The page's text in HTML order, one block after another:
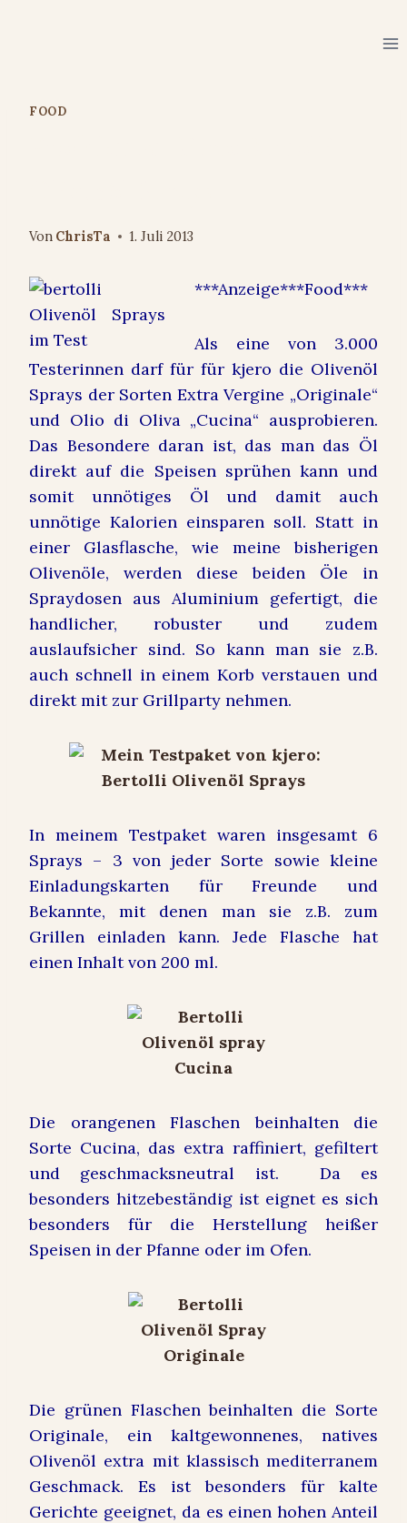
FOOD
Von ChrisTa 1. Juli 2013
***Anzeige***Food***
Als eine von 3.000
Testerinnen darf für für kjero die Olivenöl
Sprays der Sorten Extra Vergine „Originale“
und Olio di Oliva „Cucina“ ausprobieren.
Das Besondere daran ist, das man das Öl
direkt auf die Speisen sprühen kann und
somit unnötiges Öl und damit auch
unnötige Kalorien einsparen soll. Statt in
einer Glasflasche, wie meine bisherigen
Olivenöle, werden diese beiden Öle in
Spraydosen aus Aluminium gefertigt, die
handlicher, robuster und zudem
auslaufsicher sind. So kann man sie z.B.
auch schnell in einem Korb verstauen und
direkt mit zur Grillparty nehmen.
In meinem Testpaket waren insgesamt 6
Sprays – 3 von jeder Sorte sowie kleine
Einladungskarten für Freunde und
Bekannte, mit denen man sie z.B. zum
Grillen einladen kann. Jede Flasche hat
einen Inhalt von 200 ml.
Die orangenen Flaschen beinhalten die
Sorte Cucina, das extra raffiniert, gefiltert
und geschmacksneutral ist. Da es
besonders hitzebeständig ist eignet es sich
besonders für die Herstellung heißer
Speisen in der Pfanne oder im Ofen.
Die grünen Flaschen beinhalten die Sorte
Originale, ein kaltgewonnenes, natives
Olivenöl extra mit klassisch mediterranem
Geschmack. Es ist besonders für kalte
Gerichte geeignet, da es einen hohen Anteil